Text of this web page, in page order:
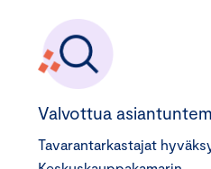
Valvottua
Tavarantarkastajat